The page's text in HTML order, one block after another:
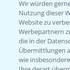
PRE -
Wir würden
Nutzung dieser
Website zu
Werbepartnern
die in der
Übermittlungen
wie